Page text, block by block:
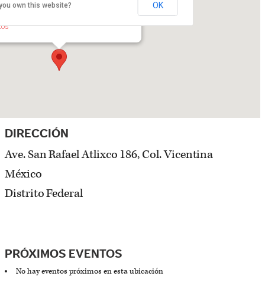
Iztapalapa
Rafael Atlixco 186, Col. Vicentina - México
own this website? OK
DIRECCIÓN
Ave. San Rafael Atlixco 186, Col. Vicentina
México
Distrito Federal
PRÓXIMOS EVENTOS
No hay eventos próximos en esta ubicación